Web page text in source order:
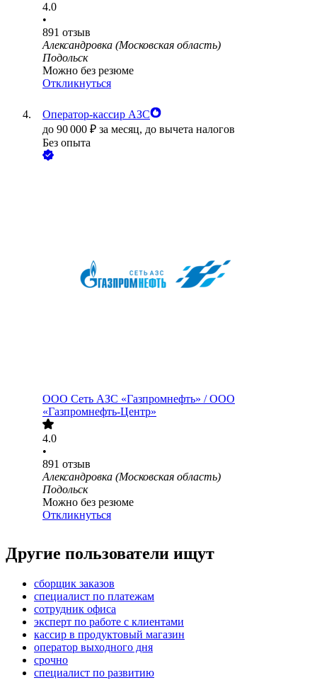
4.0
•
891 отзыв
Александровка (Московская область)
Подольск
Можно без резюме
Откликнуться
Оператор-кассир АЗС
до 90 000 ₽ за месяц, до вычета налогов
Без опыта
ООО Сеть АЗС «Газпромнефть» / ООО
«Газпромнефть-Центр»
4.0
•
891 отзыв
Александровка (Московская область)
Подольск
Можно без резюме
Откликнуться
Другие пользователи ищут
сборщик заказов
специалист по платежам
сотрудник офиса
эксперт по работе с клиентами
кассир в продуктовый магазин
оператор выходного дня
срочно
специалист по развитию